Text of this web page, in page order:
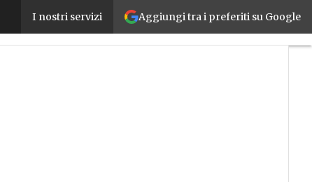
Aggiungi tra i preferiti su Google
I nostri servizi
Open P-Tech, la piattaforma per la formazione di